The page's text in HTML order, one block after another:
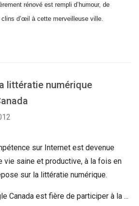
rénové est rempli d’humour, de
d’œil à cette merveilleuse ville.
littératie numérique
sur Internet est devenue
vie saine et productive, à la fois en
sur la littératie numérique.
Canada est fière de participer à la ...